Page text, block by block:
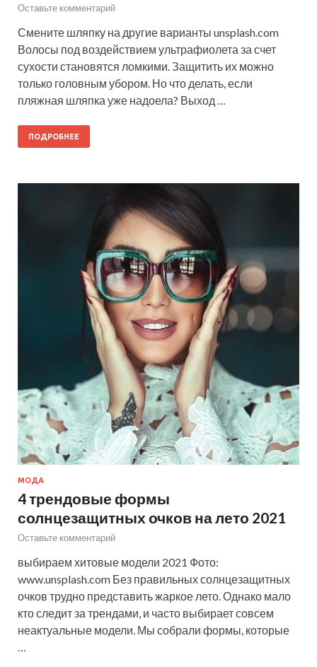
Оставьте комментарий
Смените шляпку на другие варианты unsplash.com
Волосы под воздействием ультрафиолета за счет
сухости становятся ломкими. Защитить их можно
только головным убором. Но что делать, если
пляжная шляпка уже надоела? Выход …
ПОДРОБНЕЕ
МОДА
4 трендовые формы
солнцезащитных очков на лето 2021
Оставьте комментарий
выбираем хитовые модели 2021 Фото:
www.unsplash.com Без правильных солнцезащитных
очков трудно представить жаркое лето. Однако мало
кто следит за трендами, и часто выбирает совсем
неактуальные модели. Мы собрали формы, которые